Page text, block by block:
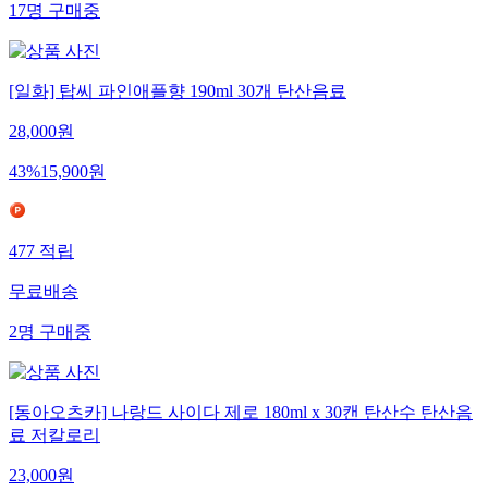
17명 구매중
[일화] 탑씨 파인애플향 190ml 30개 탄산음료
28,000원
43%15,900원
477 적립
무료배송
2명 구매중
[동아오츠카] 나랑드 사이다 제로 180ml x 30캔 탄산수 탄산음
료 저칼로리
23,000원